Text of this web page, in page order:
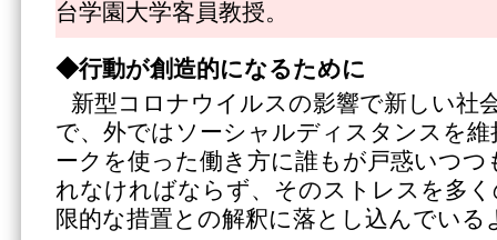
台学園大学客員教授。
◆行動が創造的になるために
新型コロナウイルスの影響で新しい社
で、外ではソーシャルディスタンスを
ークを使った働き方に誰もが戸惑いつつ
れなければならず、そのストレスを多
限的な措置との解釈に落とし込んでいる